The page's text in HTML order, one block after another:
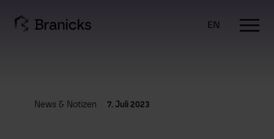
content
EN
News & Notizen 7. Juli 2023